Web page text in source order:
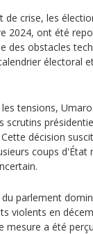
de crise, les
2024, ont été
des obstacles
électoral
tensions,
scrutins
décision
coups d'État
parlement
violents en
mesure a été